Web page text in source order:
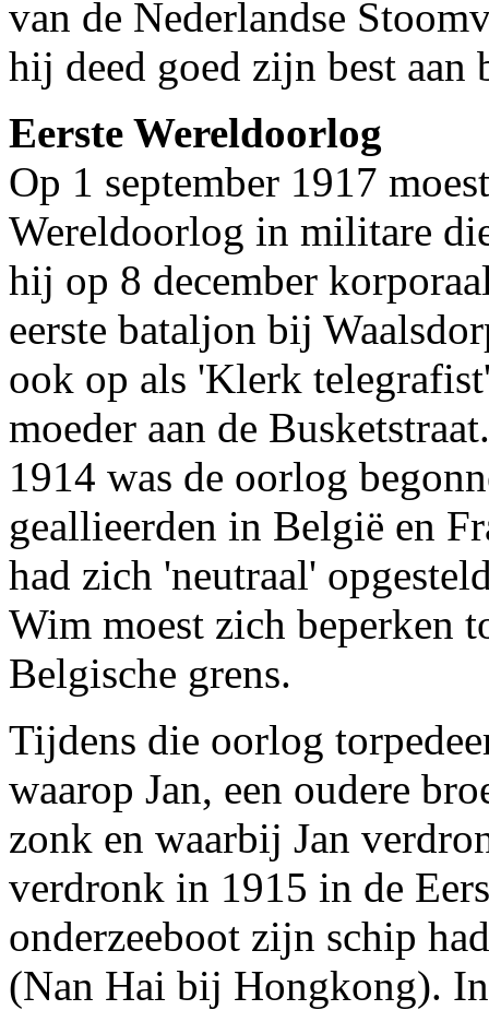
van de Nederlandse
hij deed goed zijn best aan
Eerste Wereldoorlog
Op 1 september 1917
Wereldoorlog in militare
hij op 8 december
eerste bataljon bij
ook op als 'Klerk
moeder aan de
1914 was de oorlog
geallieerden in België en
had zich 'neutraal'
Wim moest zich beperken
Belgische grens.
Tijdens die oorlog
waarop Jan, een oudere
zonk en waarbij Jan
verdronk in 1915 in de
onderzeeboot zijn schip
(Nan Hai bij Hongkong).